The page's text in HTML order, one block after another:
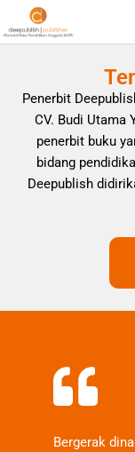
Penerbit
CV. Budi Utama
penerbit buku
bidang
Deepublish
Bergerak